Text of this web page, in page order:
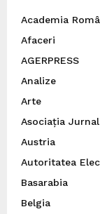
Academia
Afaceri
AGERPRESS
Analize
Arte
Asociația
Austria
Autoritatea
Basarabia
Belgia